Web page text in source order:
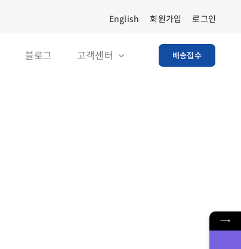
English 회원가입 로그인
블로그 고객센터 배송접수
→